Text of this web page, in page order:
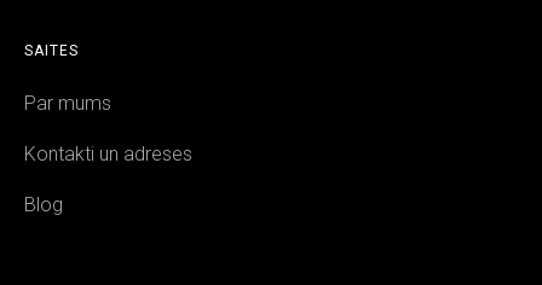
SAITES
Par mums
Kontakti un adreses
Blog